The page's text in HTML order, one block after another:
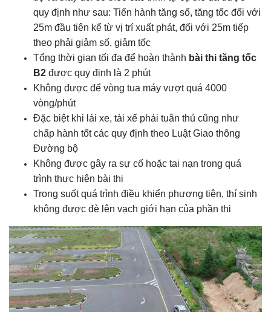
quy định như sau: Tiến hành tăng số, tăng tốc đối với
25m đầu tiên kể từ vị trí xuất phát, đối với 25m tiếp
theo phải giảm số, giảm tốc
Tổng thời gian tối đa để hoàn thành bài thi tăng tốc
B2 được quy định là 2 phút
Không được để vòng tua máy vượt quá 4000
vòng/phút
Đặc biệt khi lái xe, tài xế phải tuân thủ cũng như
chấp hành tốt các quy định theo Luật Giao thông
Đường bộ
Không được gây ra sự cố hoặc tai nạn trong quá
trình thực hiện bài thi
Trong suốt quá trình điều khiển phương tiện, thí sinh
không được đè lên vạch giới hạn của phần thi